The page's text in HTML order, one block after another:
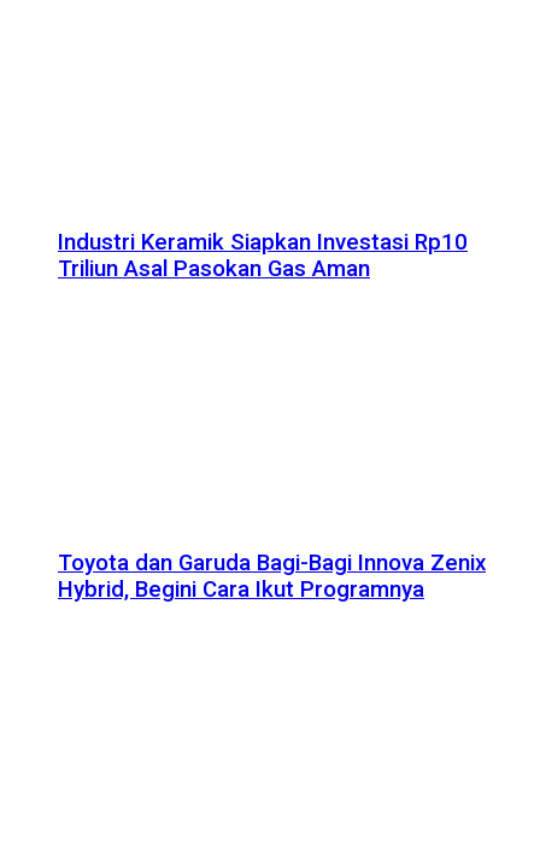
Industri Keramik Siapkan Investasi Rp10
Triliun Asal Pasokan Gas Aman
Toyota dan Garuda Bagi-Bagi Innova Zenix
Hybrid, Begini Cara Ikut Programnya